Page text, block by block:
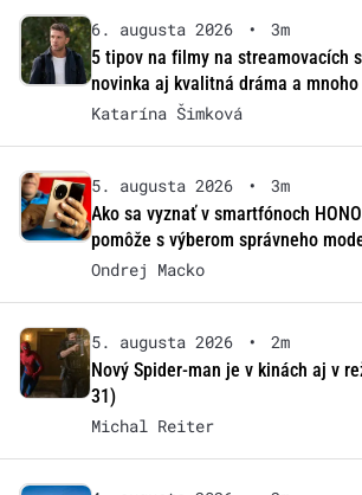
6. augusta 2026 •
3m
5 tipov na filmy na streamovacích
novinka aj kvalitná dráma a
Katarína Šimková
5. augusta 2026 •
3m
Ako sa vyznať v smartfónoch
pomôže s výberom správneho
Ondrej Macko
5. augusta 2026 •
2m
Nový Spider-man je v kinách aj v
31)
Michal Reiter